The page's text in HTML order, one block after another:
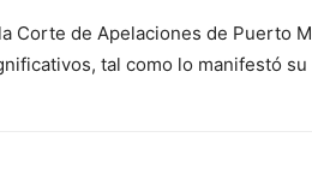
Corte de Apelaciones de Puerto
tal como lo manifestó